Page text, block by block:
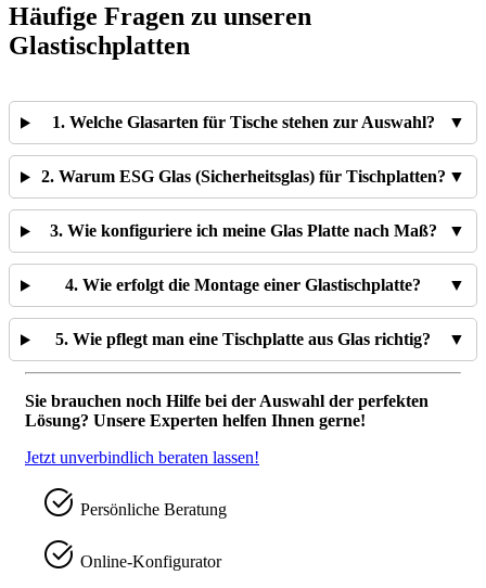
Häufige Fragen zu unseren
Glastischplatten
1. Welche Glasarten für Tische stehen zur Auswahl? ▼
2. Warum ESG Glas (Sicherheitsglas) für Tischplatten? ▼
3. Wie konfiguriere ich meine Glas Platte nach Maß? ▼
4. Wie erfolgt die Montage einer Glastischplatte? ▼
5. Wie pflegt man eine Tischplatte aus Glas richtig? ▼
Sie brauchen noch Hilfe bei der Auswahl der perfekten
Lösung? Unsere Experten helfen Ihnen gerne!
Jetzt unverbindlich beraten lassen!
Persönliche Beratung
Online-Konfigurator